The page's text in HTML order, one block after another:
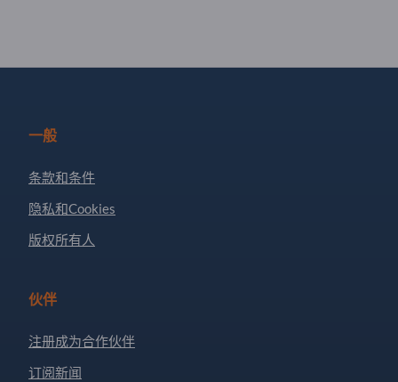
一般
条款和条件
隐私和Cookies
版权所有人
伙伴
注册成为合作伙伴
订阅新闻